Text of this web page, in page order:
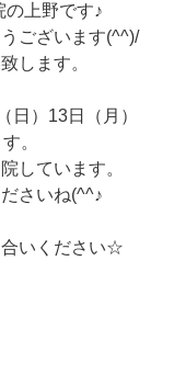
の上野です♪
ございます(^^)/
します。
日）13日（月）
。
しています。
さいね(^^♪
いください☆